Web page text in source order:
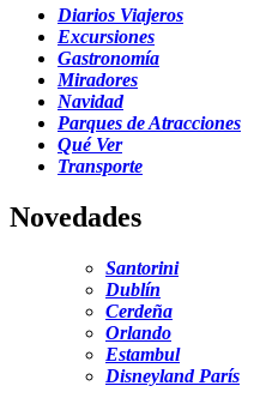
Diarios Viajeros
Excursiones
Gastronomía
Miradores
Navidad
Parques de Atracciones
Qué Ver
Transporte
Novedades
Santorini
Dublín
Cerdeña
Orlando
Estambul
Disneyland París